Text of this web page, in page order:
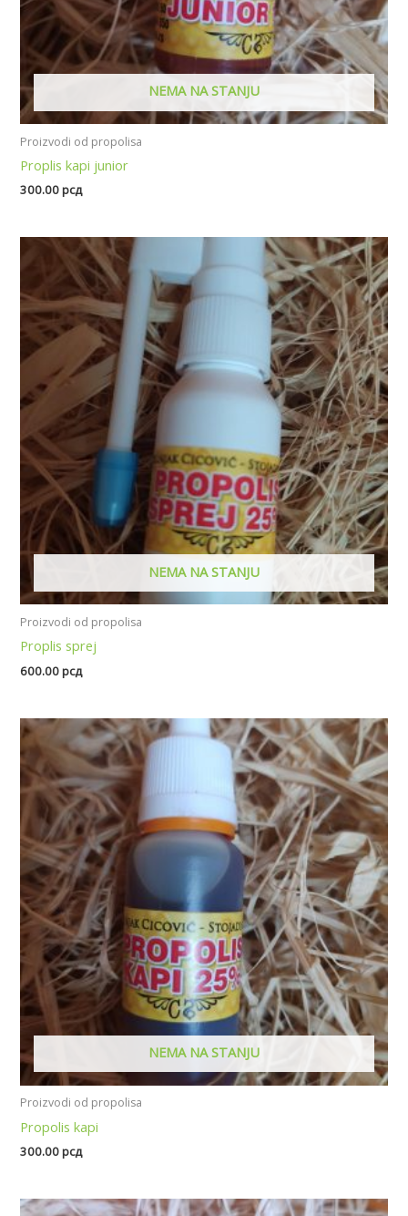
NEMA NA STANJU
Proizvodi od propolisa
Proplis kapi junior
300.00рсд
NEMA NA STANJU
Proizvodi od propolisa
Proplis sprej
600.00рсд
NEMA NA STANJU
Proizvodi od propolisa
Propolis kapi
300.00рсд